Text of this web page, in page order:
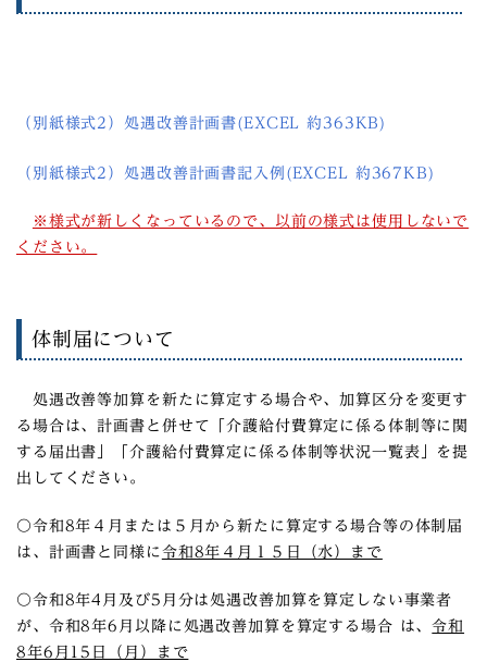
（別紙様式2）処遇改善計画書(EXCEL 約363KB)
（別紙様式2）処遇改善計画書記入例(EXCEL 約367KB)
※様式が新しくなっているので、以前の様式は使用しないで
ください。
体制届について
処遇改善等加算を新たに算定する場合や、加算区分を変更す
る場合は、計画書と併せて「介護給付費算定に係る体制等に関
する届出書」「介護給付費算定に係る体制等状況一覧表」を提
出してください。
〇令和8年４月または５月から新たに算定する場合等の体制届
は、計画書と同様に 令和8年４月１５日（水）まで
〇令和8年4月及び5月分は処遇改善加算を算定しない事業者
が、令和8年6月以降に処遇改善加算を算定する場合 は、令和
8年6月15日（月）まで